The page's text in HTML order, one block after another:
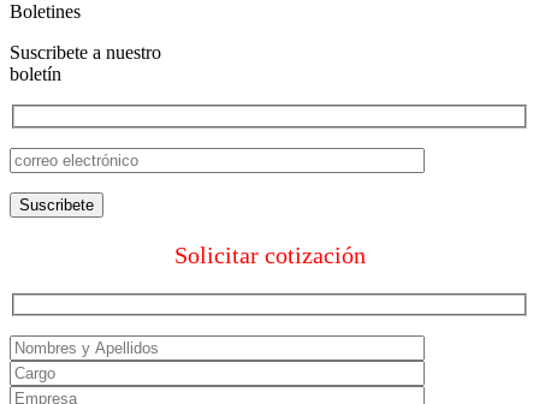
Boletines
Suscribete a nuestro
boletín
Solicitar cotización